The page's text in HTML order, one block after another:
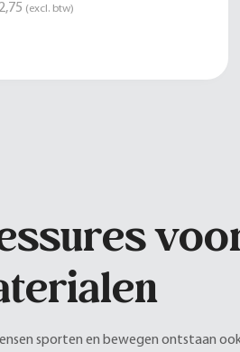
(excl. btw)
sporten en bewegen ontstaan